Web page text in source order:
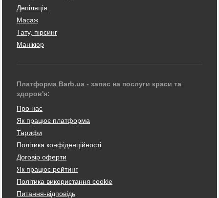
Депіляція
Масаж
Тату, пірсинг
Манікюр
Платформа Barb.ua - запис на послуги краси та
здоров'я:
Про нас
Як працює платформа
Тарифи
Політика конфіденційності
Договір оферти
Як працює рейтинг
Політика використання cookie
Питання-відповідь